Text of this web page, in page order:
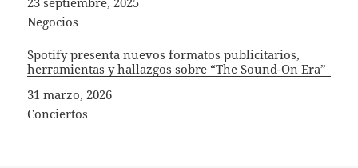
In relation to
Negocios
Spotify presenta nuevos formatos publicitarios,
herramientas y hallazgos sobre “The Sound-On Era”
Fecha
31 marzo, 2026
In relation to
Conciertos